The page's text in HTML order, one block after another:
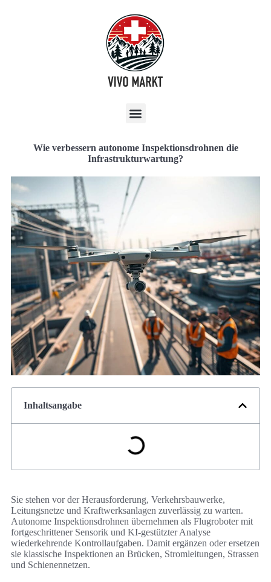
Wie verbessern autonome Inspektionsdrohnen die
Infrastrukturwartung?
Inhaltsangabe
Sie stehen vor der Herausforderung, Verkehrsbauwerke,
Leitungsnetze und Kraftwerksanlagen zuverlässig zu warten.
Autonome Inspektionsdrohnen übernehmen als Flugroboter mit
fortgeschrittener Sensorik und KI-gestützter Analyse
wiederkehrende Kontrollaufgaben. Damit ergänzen oder ersetzen
sie klassische Inspektionen an Brücken, Stromleitungen, Strassen
und Schienennetzen.